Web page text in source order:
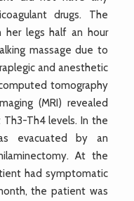
drugs. The
her legs half an hour
massage due to
and anesthetic
tomography
(MRI) revealed
Th4 levels. In the
evacuated by an
At the
had symptomatic
the patient was